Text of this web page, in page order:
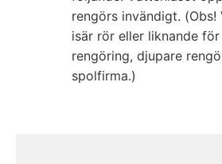
rengörs invändigt. (Obs!
isär rör eller liknande
rengöring, djupare
spolfirma.)